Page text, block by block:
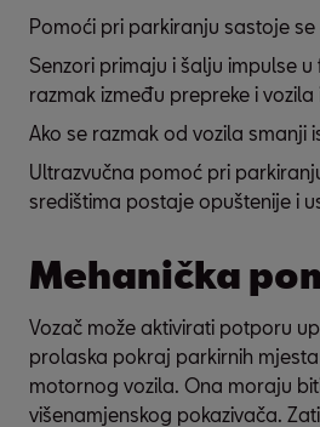
Pomoći pri parkiranju sastoje
Senzori primaju i šalju impulse
razmak između prepreke i
Ako se razmak od vozila
Ultrazvučna pomoć pri
središtima postaje opuštenije i
Mehanička
Vozač može aktivirati potporu
prolaska pokraj parkirnih
motornog vozila. Ona moraju
višenamjenskog pokazivača.